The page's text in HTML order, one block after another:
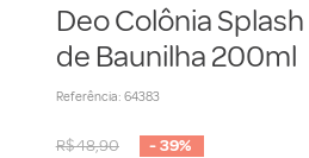
Deo Colônia
de Baunilha 200ml
Referência: 64383
R$48,90 - 39%